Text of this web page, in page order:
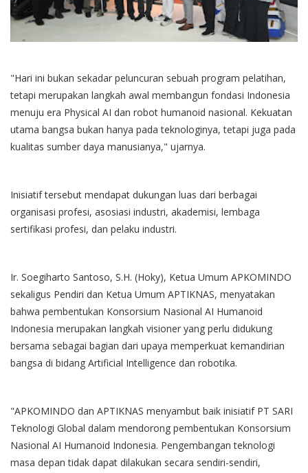
"Hari ini bukan sekadar peluncuran sebuah program pelatihan,
tetapi merupakan langkah awal membangun fondasi Indonesia
menuju era Physical AI dan robot humanoid nasional. Kekuatan
utama bangsa bukan hanya pada teknologinya, tetapi juga pada
kualitas sumber daya manusianya," ujarnya.
Inisiatif tersebut mendapat dukungan luas dari berbagai
organisasi profesi, asosiasi industri, akademisi, lembaga
sertifikasi profesi, dan pelaku industri.
Ir. Soegiharto Santoso, S.H. (Hoky), Ketua Umum APKOMINDO
sekaligus Pendiri dan Ketua Umum APTIKNAS, menyatakan
bahwa pembentukan Konsorsium Nasional AI Humanoid
Indonesia merupakan langkah visioner yang perlu didukung
bersama sebagai bagian dari upaya memperkuat kemandirian
bangsa di bidang Artificial Intelligence dan robotika.
"APKOMINDO dan APTIKNAS menyambut baik inisiatif PT SARI
Teknologi Global dalam mendorong pembentukan Konsorsium
Nasional AI Humanoid Indonesia. Pengembangan teknologi
masa depan tidak dapat dilakukan secara sendiri-sendiri,